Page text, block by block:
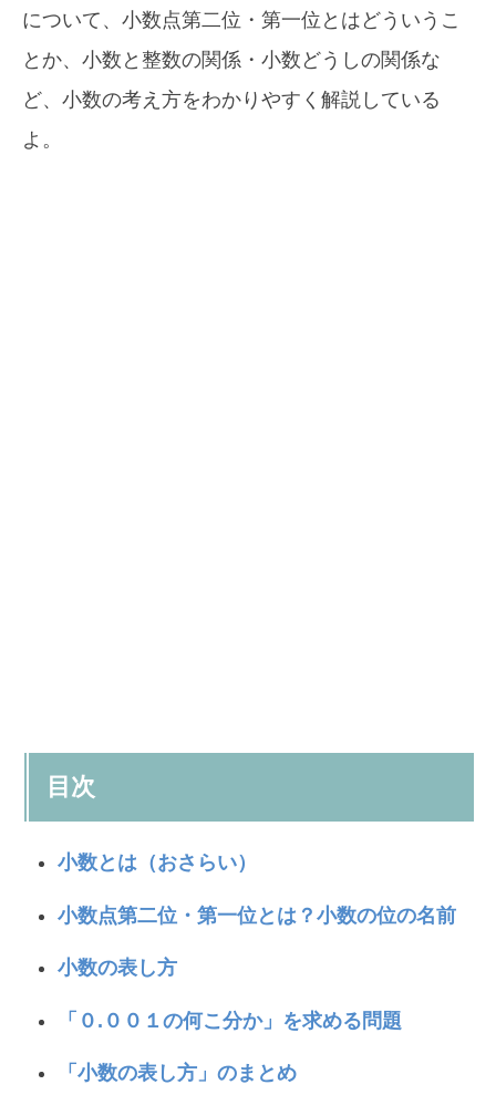
について、小数点第二位・第一位とはどういうこ
とか、小数と整数の関係・小数どうしの関係な
ど、小数の考え方をわかりやすく解説している
よ。
目次
小数とは（おさらい）
小数点第二位・第一位とは？小数の位の名前
小数の表し方
「０.００１の何こ分か」を求める問題
「小数の表し方」のまとめ